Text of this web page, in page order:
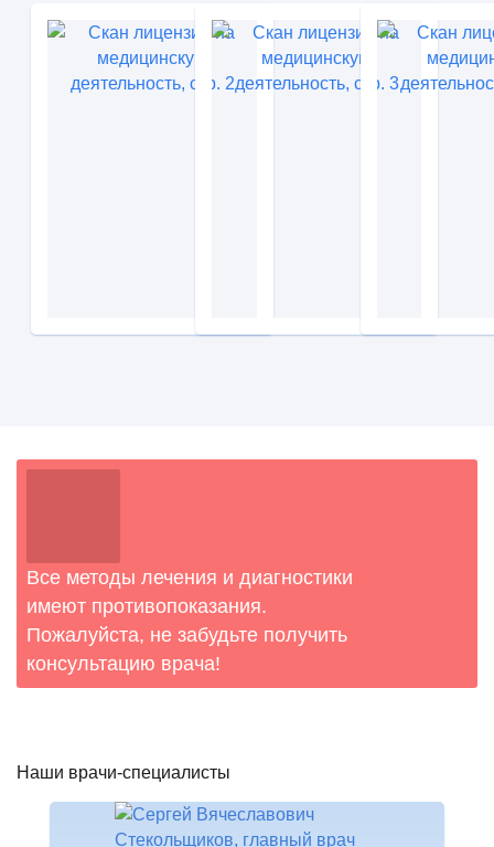
Все методы лечения и диагностики
имеют противопоказания.
Пожалуйста, не забудьте получить
консультацию врача!
Наши врачи-специалисты